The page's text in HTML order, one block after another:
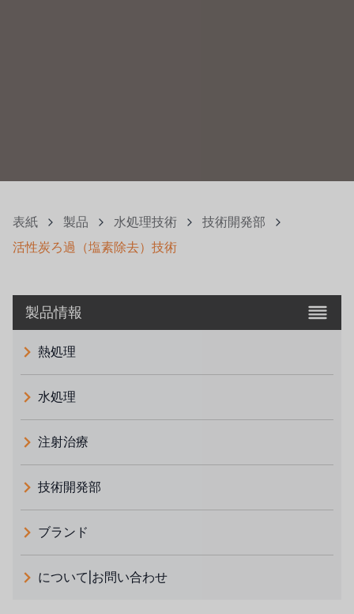
表紙 製品 水処理技術
技術開発部
活性炭ろ過（塩素除去）技術
製品情報
熱処理
水処理
注射治療
技術開発部
ブランド
義大利 ATLAS
について|お問い合わせ